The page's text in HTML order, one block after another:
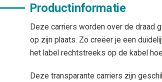
Productinformatie
Deze carriers worden over de draad
op zijn plaats. Zo creëer je een
het label rechtstreeks op de kabel
Deze transparante carriers zijn